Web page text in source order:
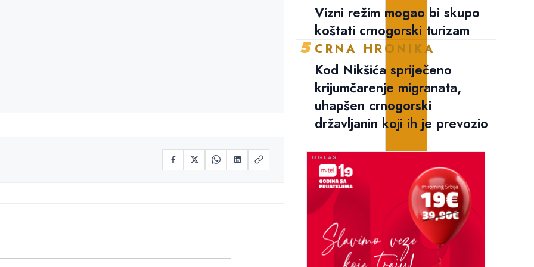
Vizni režim mogao bi skupo
koštati crnogorski turizam
5 CRNA HRONIKA
Kod Nikšića spriječeno
krijumčarenje migranata,
uhapšen crnogorski
državljanin koji ih je prevozio